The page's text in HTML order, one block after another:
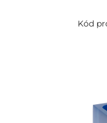
Kód